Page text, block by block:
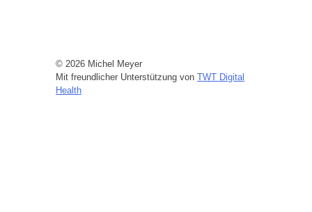
© 2026 Michel Meyer
Mit freundlicher Unterstützung von TWT Digital
Health